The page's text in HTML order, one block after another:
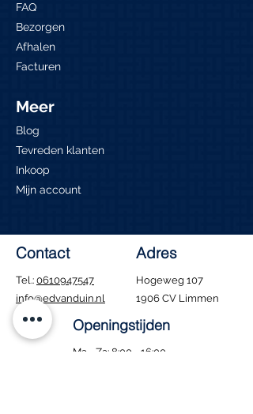
FAQ
Bezorgen
Afhalen
Facturen
Meer
Blog
Tevreden klanten
Inkoop
Mijn account
Contact
Tel.: 0610947547
info@edvanduin.nl
Adres
Hogeweg 107
1906 CV Limmen
Openingstijden
Ma - Za: 8:00 - 16:00